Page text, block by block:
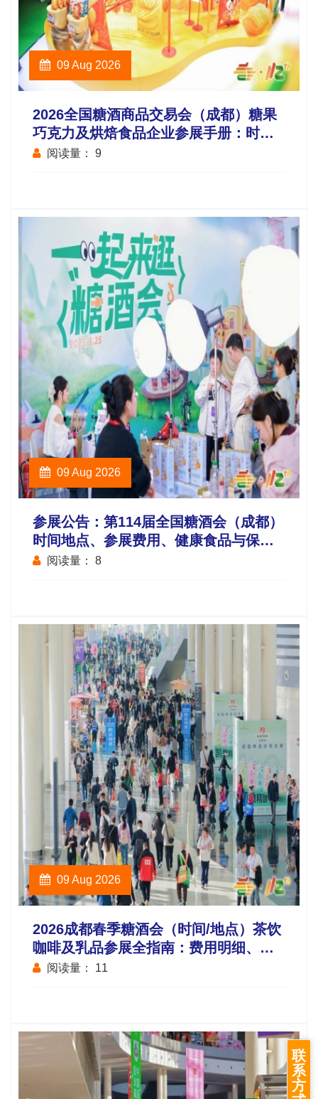
09 Aug 2026
2026全国糖酒商品交易会（成都）糖果
巧克力及烘焙食品企业参展手册：时间
地点、费用、报名流程与各阶段截止日
阅读量： 9
09 Aug 2026
参展公告：第114届全国糖酒会（成都）
时间地点、参展费用、健康食品与保健
食品企业资质审核流程及报名截止提醒
阅读量： 8
09 Aug 2026
2026成都春季糖酒会（时间/地点）茶饮
咖啡及乳品参展全指南：费用明细、报
名步骤与截止日期说明
阅读量： 11
联
系
方